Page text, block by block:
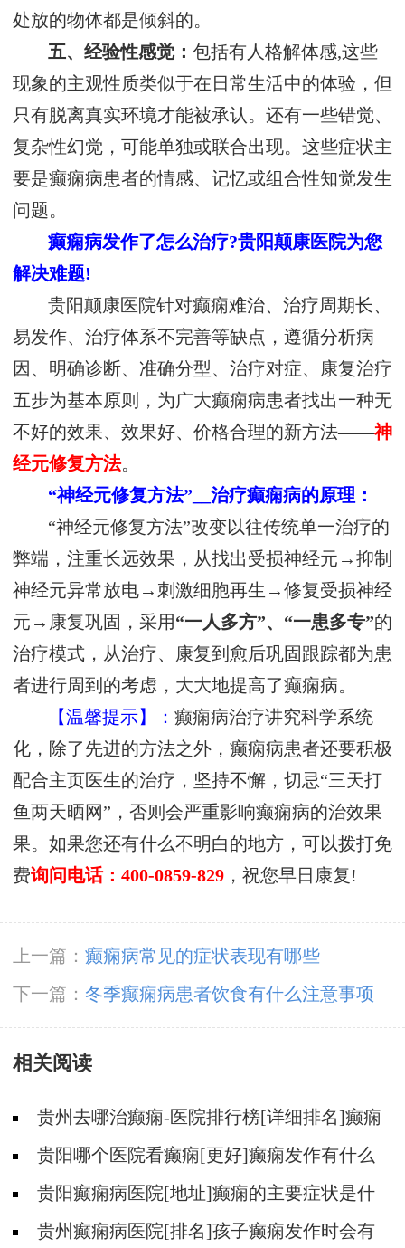
处放的物体都是倾斜的。
五、经验性感觉：包括有人格解体感,这些
现象的主观性质类似于在日常生活中的体验，但
只有脱离真实环境才能被承认。还有一些错觉、
复杂性幻觉，可能单独或联合出现。这些症状主
要是癫痫病患者的情感、记忆或组合性知觉发生
问题。
癫痫病发作了怎么治疗?贵阳颠康医院为您
解决难题!
贵阳颠康医院针对癫痫难治、治疗周期长、
易发作、治疗体系不完善等缺点，遵循分析病
因、明确诊断、准确分型、治疗对症、康复治疗
五步为基本原则，为广大癫痫病患者找出一种无
不好的效果、效果好、价格合理的新方法——神
经元修复方法。
“神经元修复方法”__治疗癫痫病的原理：
“神经元修复方法”改变以往传统单一治疗的
弊端，注重长远效果，从找出受损神经元→抑制
神经元异常放电→刺激细胞再生→修复受损神经
元→康复巩固，采用“一人多方”、“一患多专”的
治疗模式，从治疗、康复到愈后巩固跟踪都为患
者进行周到的考虑，大大地提高了癫痫病。
【温馨提示】：癫痫病治疗讲究科学系统
化，除了先进的方法之外，癫痫病患者还要积极
配合主页医生的治疗，坚持不懈，切忌“三天打
鱼两天晒网”，否则会严重影响癫痫病的治效果
果。如果您还有什么不明白的地方，可以拨打免
费询问电话：400-0859-829 ，祝您早日康复!
上一篇： 癫痫病常见的症状表现有哪些
下一篇： 冬季癫痫病患者饮食有什么注意事项
相关阅读
贵州去哪治癫痫-医院排行榜[详细排名]癫痫
会导致病人精神失常吗?
贵阳哪个医院看癫痫[更好]癫痫发作有什么
症状表现?
贵阳癫痫病医院[地址]癫痫的主要症状是什
么?贵州癫痫病医院[排名]孩子癫痫发作时会有